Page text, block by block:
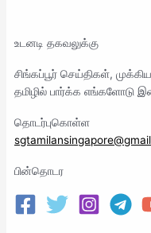
உடனடி தகவலுக்கு
சிங்கப்பூர் செய்திகள்,
தமிழில் பார்க்க எங்களோடு
தொடர்புகொள்ள
பின்தொடர